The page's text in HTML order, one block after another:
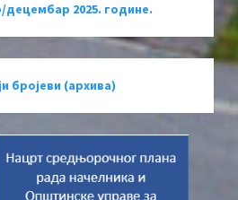
децембар 2025. године.
бројеви (архива)